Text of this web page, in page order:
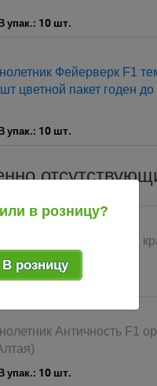
упак.: 10 шт.
Фейерверк F1
цветной пакет годен
упак.: 10 шт.
Античность F1
упак.:10 шт.
Античность F1
упак.: 10 шт.
в розницу?
В розницу